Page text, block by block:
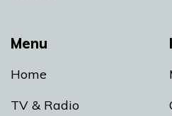
Menu
Home
TV & Radio